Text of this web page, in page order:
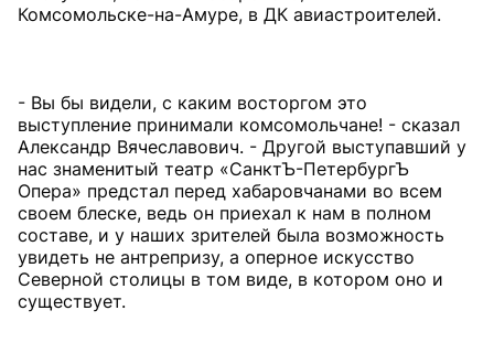
Комсомольске-на-Амуре, в ДК авиастроителей.
- Вы бы видели, с каким восторгом это
выступление принимали комсомольчане! - сказал
Александр Вячеславович. - Другой выступавший у
нас знаменитый театр «СанктЪ-ПетербургЪ
Опера» предстал перед хабаровчанами во всем
своем блеске, ведь он приехал к нам в полном
составе, и у наших зрителей была возможность
увидеть не антрепризу, а оперное искусство
Северной столицы в том виде, в котором оно и
существует.